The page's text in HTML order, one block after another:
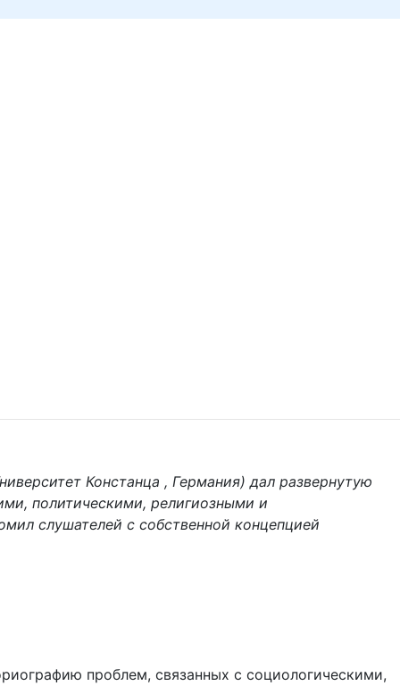
Констанца , Германия) дал развернутую
политическими, религиозными и
слушателей с собственной концепцией
проблем, связанных с социологическими,